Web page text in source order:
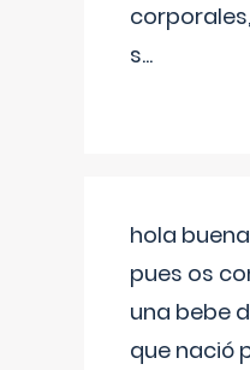
s...
hola
pues os
una bebe
que nació